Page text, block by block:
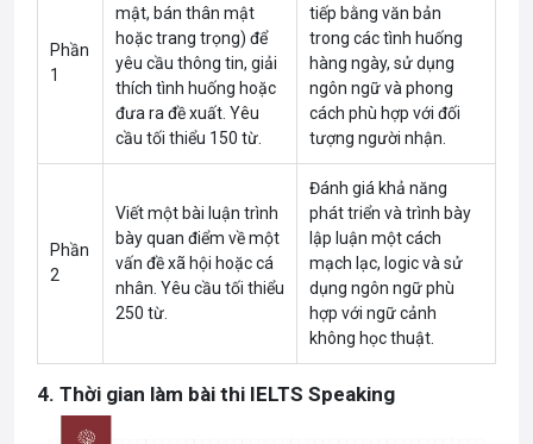
Phần
1
mật, bán thân mật
hoặc trang trọng) để
yêu cầu thông tin, giải
thích tình huống hoặc
đưa ra đề xuất. Yêu
cầu tối thiểu 150 từ.
tiếp bằng văn bản
trong các tình huống
hàng ngày, sử dụng
ngôn ngữ và phong
cách phù hợp với đối
tượng người nhận.
Phần
2
Viết một bài luận trình
bày quan điểm về một
vấn đề xã hội hoặc cá
nhân. Yêu cầu tối thiểu
250 từ.
Đánh giá khả năng
phát triển và trình bày
lập luận một cách
mạch lạc, logic và sử
dụng ngôn ngữ phù
hợp với ngữ cảnh
không học thuật.
4. Thời gian làm bài thi IELTS Speaking